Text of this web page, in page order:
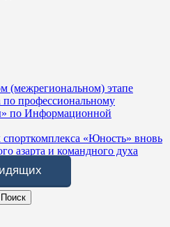
(межрегиональном) этапе
по профессиональному
по Информационной
спорткомплекса «Юность» вновь
азарта и командного духа